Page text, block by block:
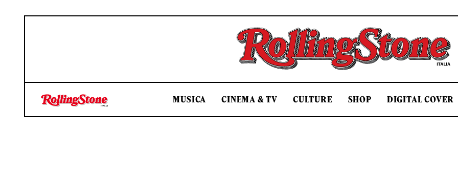
Rolling Stone Italia
MUSICA CINEMA & TV CULTURE SHOP DIGITAL COVER